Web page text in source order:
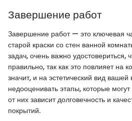
Завершение работ
Завершение работ — это ключевая
старой краски со стен ванной
задач, очень важно удостовериться,
правильно, так как это повлияет на
значит, и на эстетический вид
недооценивать этапы, которые
от них зависит долговечность и
покрытий.